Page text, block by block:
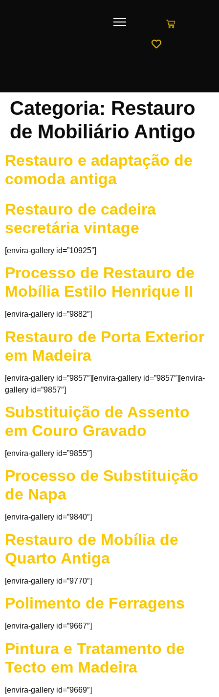
Categoria: Restauro
de Mobiliário Antigo
Restauro e adaptação de
comoda antiga
Restauro de cadeira
secretária vintage
[envira-gallery id=”10925″]
Processo de Restauro de
Mobília Estilo Henrique II
[envira-gallery id=”9882″]
Restauro de Porta Exterior
em Madeira
[envira-gallery id=”9857″][envira-gallery id=”9857″][envira-
gallery id=”9857″]
Substituição de Assento
em Couro Gravado
[envira-gallery id=”9855″]
Processo de Substituição
de Napa
[envira-gallery id=”9840″]
Restauro de Mobília de
Quarto Antiga
[envira-gallery id=”9770″]
Polimento de Ferragens
[envira-gallery id=”9667″]
Pintura e Tratamento de
Tecto em Madeira
[envira-gallery id=”9669″]